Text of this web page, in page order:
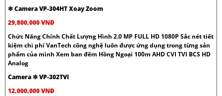
❇ Camera VP-304HT Xoay Zoom
29,800,000 VNĐ
Chức Năng Chính Chất Lượng Hình 2.0 MP FULL HD 1080P Sắc nét tiết
kiệm chi phí VanTech công nghệ luôn được ứng dụng trong từng sản
phẩm của mình Xem ban đêm Hồng Ngoại 100m AHD CVI TVI BCS HD
Analog
Camera ❇ VP-302TVI
12,000,000 VNĐ